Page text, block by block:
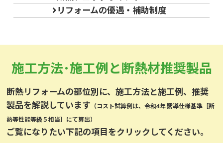
リフォームの優遇・補助制度
施工方法･施工例と断熱材推奨製品
断熱リフォームの部位別に、施工方法と施工例、推奨
製品を解説しています （コスト試算例は、令和4年 誘導仕様基準［断
熱等性能等級５相当］にて算出）
ご覧になりたい下記の項目をクリックしてください。